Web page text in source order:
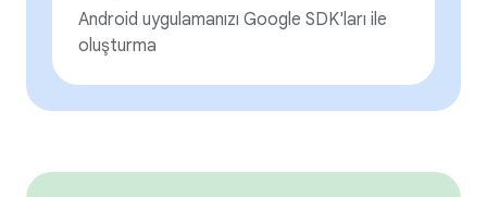
Android uygulamanızı Google SDK'ları ile
oluşturma